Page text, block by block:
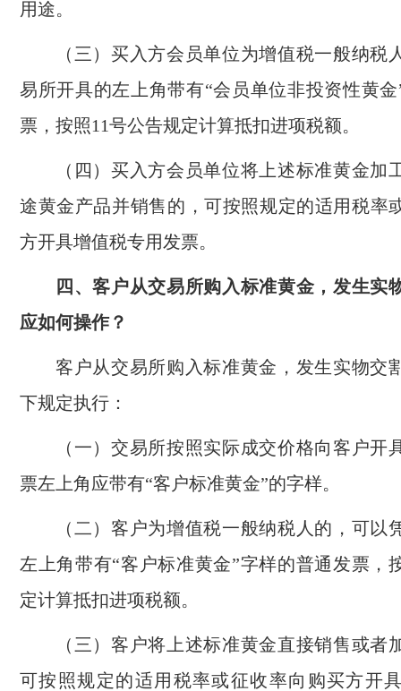
用途。
（三）买入方会员单位为增值税一般纳税
易所开具的左上角带有“会员单位非投资性黄
票，按照11号公告规定计算抵扣进项税额。
（四）买入方会员单位将上述标准黄金加
途黄金产品并销售的，可按照规定的适用税率
方开具增值税专用发票。
四、客户从交易所购入标准黄金，发生实
应如何操作？
客户从交易所购入标准黄金，发生实物交
下规定执行：
（一）交易所按照实际成交价格向客户开
票左上角应带有“客户标准黄金”的字样。
（二）客户为增值税一般纳税人的，可以
左上角带有“客户标准黄金”字样的普通发票，
定计算抵扣进项税额。
（三）客户将上述标准黄金直接销售或者
可按照规定的适用税率或征收率向购买方开